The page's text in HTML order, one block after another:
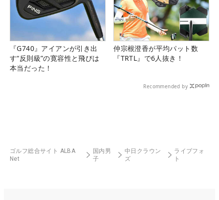
『G740』アイアンが引き出
す“反則級”の寛容性と飛びは
本当だった！
仲宗根澄香が平均パット数
『TRTL』で6人抜き！
Recommended by
ゴルフ総合サイト ALBA
Net
国内男
子
中日クラウン
ズ
ライブフォ
ト